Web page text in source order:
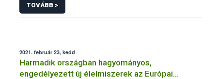
TOVÁBB >
2021. február 23, kedd
Harmadik országban hagyományos,
engedélyezett új élelmiszerek az Európai